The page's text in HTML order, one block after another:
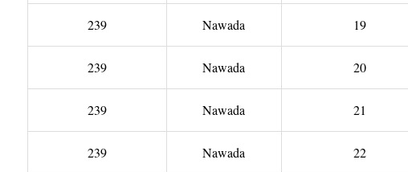
239 Nawada 19
239 Nawada 20
239 Nawada 21
239 Nawada 22